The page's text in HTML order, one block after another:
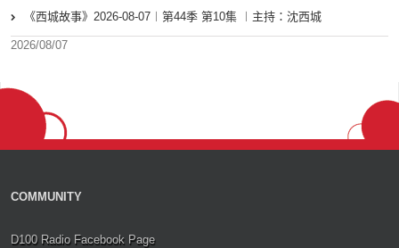
《西城故事》2026-08-07︱第44季 第10集 ︱主持：沈西城
2026/08/07
COMMUNITY
D100 Radio Facebook Page